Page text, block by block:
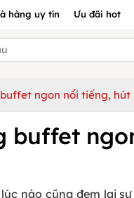
hàng uy tín Ưu đãi hot
ngon nổi tiếng, hút
buffet
nào cũng đem lại